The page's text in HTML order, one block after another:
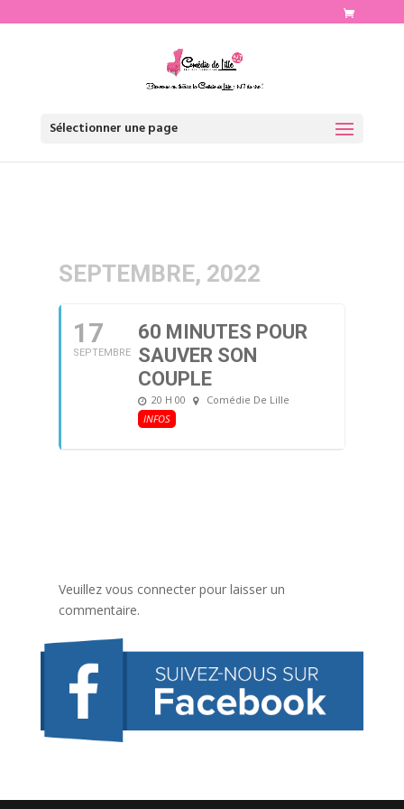
Sélectionner une page
SEPTEMBRE, 2022
17
SEPTEMBRE
60 MINUTES POUR
SAUVER SON
COUPLE
20 H 00
Comédie De Lille
INFOS
Veuillez vous connecter pour laisser un
commentaire.